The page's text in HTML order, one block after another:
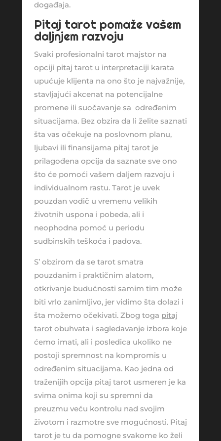
događaja.
Pitaj tarot pomaže vašem
daljnjem razvoju
Svaki profesionalni tarot majstor na
opciji pitaj tarot u interpretaciji karata
upućuje klijenta na ono što je najvažnije,
stavljajući akcenat na potencijalne
promene ili suočavanje sa određenim
situacijama. Bez obzira da li želite saznati
šta vas očekuje na poslovnom planu,
ljubavi ili finansijama pitaj tarot je
prilagođena opcija da saznate sve ono
što će pomoći vašem daljem razvoju i
individualnom rastu. Tarot je uvek
pouzdan vodič u vremenu velikih
životnih uspona i pobeda, ali i
neophodna pomoć u periodu
sudbinskih teškoća i padova.
S’ obzirom da se tarot smatra
pouzdanim i praktičnim alatom,
otkrivanje budućnosti samim tim može
biti vrlo zanimljivo, jer vidimo šta dolazi i
šta možemo očekivati. Zbog toga pitaj
tarotobuhvata i sagledavanje izbora koje
ćemo imati, ali i posledica ukoliko ne
postoji spremnost na kompromis u
određenim situacijama. Kao jedna od
traženijih opcija pitaj tarot usmeren je ka
svima onima koji su spremni da
preuzmu veću kontrolu nad svojim
životom i razmotre sve mogućnosti. Pitaj
tarot je tu da pomogne svakome ko želi